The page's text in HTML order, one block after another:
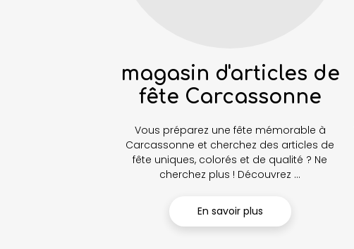
magasin d'articles de
fête Carcassonne
Vous préparez une fête mémorable à
Carcassonne et cherchez des articles de
fête uniques, colorés et de qualité ? Ne
cherchez plus ! Découvrez ...
En savoir plus